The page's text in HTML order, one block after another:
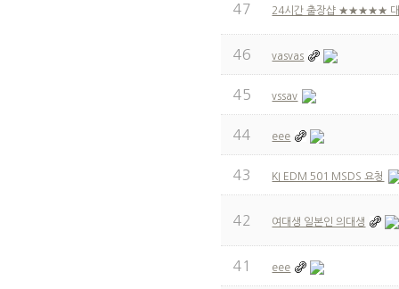
47 24시간 출장샵 ★★★★★ 대
46 vasvas
45 vssav
44 eee
43 KI EDM 501 MSDS 요청
42 여대생 일본인 의대생
41 eee